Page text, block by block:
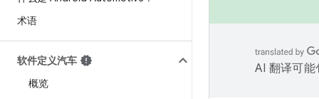
术语
软件定义汽车
概览
AI 翻译可能